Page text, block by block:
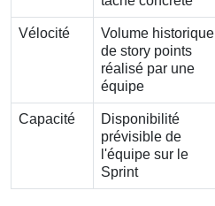
Vélocité
Volume historique
de story points
réalisé par une
équipe
Capacité
Disponibilité
prévisible de
l'équipe sur le
Sprint